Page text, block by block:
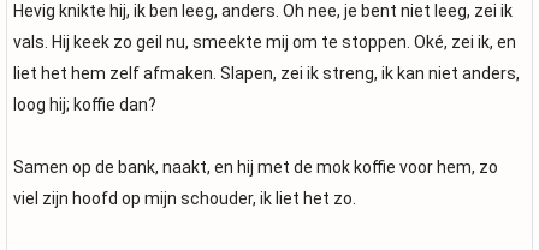
Hevig knikte hij, ik ben leeg, anders. Oh nee, je bent niet leeg, zei ik
vals. Hij keek zo geil nu, smeekte mij om te stoppen. Oké, zei ik, en
liet het hem zelf afmaken. Slapen, zei ik streng, ik kan niet anders,
loog hij; koffie dan?
Samen op de bank, naakt, en hij met de mok koffie voor hem, zo
viel zijn hoofd op mijn schouder, ik liet het zo.